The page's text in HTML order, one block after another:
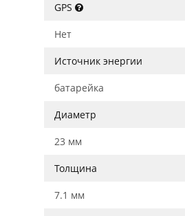
GPS
Нет
Источник энергии
батарейка
Диаметр
23 мм
Толщина
7.1 мм